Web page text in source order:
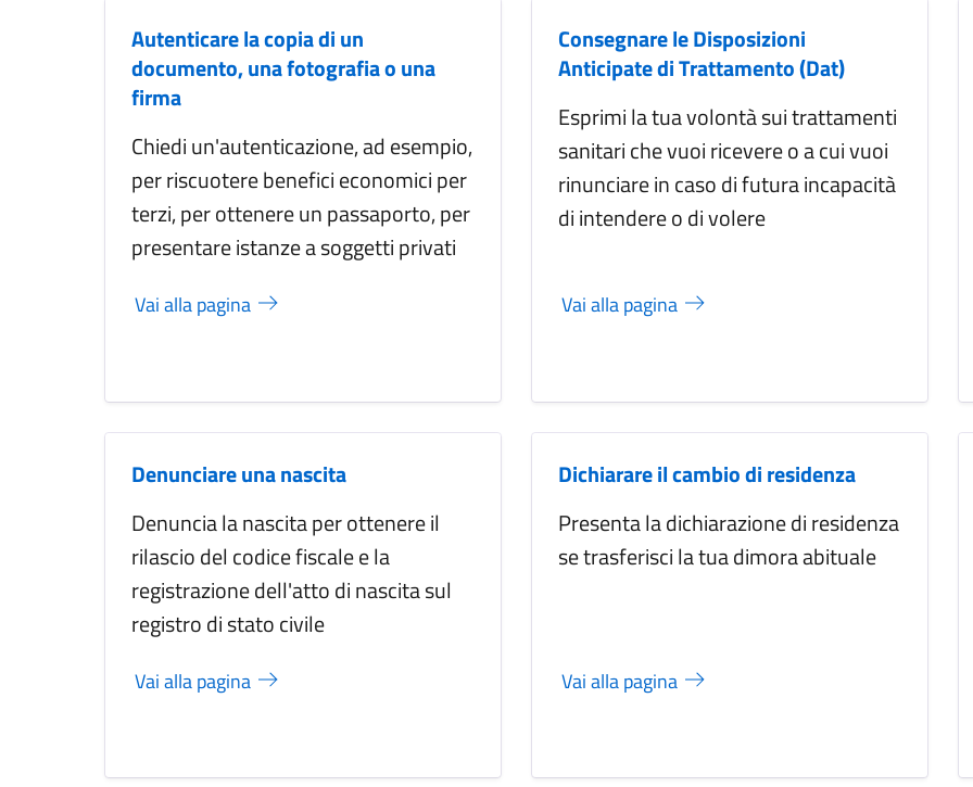
Autenticare la copia di un
documento, una fotografia o una
firma
Chiedi un'autenticazione, ad esempio,
per riscuotere benefici economici per
terzi, per ottenere un passaporto, per
presentare istanze a soggetti privati
Vai alla pagina
Consegnare le Disposizioni
Anticipate di Trattamento (Dat)
Esprimi la tua volontà sui trattamenti
sanitari che vuoi ricevere o a cui vuoi
rinunciare in caso di futura incapacità
di intendere o di volere
Vai alla pagina
Denunciare una nascita
Denuncia la nascita per ottenere il
rilascio del codice fiscale e la
registrazione dell'atto di nascita sul
registro di stato civile
Vai alla pagina
Dichiarare il cambio di residenza
Presenta la dichiarazione di residenza
se trasferisci la tua dimora abituale
Vai alla pagina